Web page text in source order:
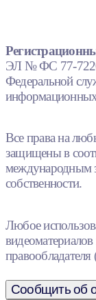
ЭЛ № ФС 77-
Федеральной
Все права на
защищены в
международным
собственности.
Любое
Сообщить об